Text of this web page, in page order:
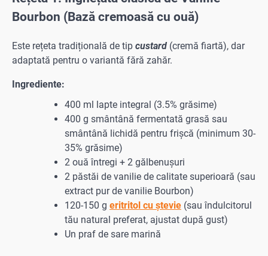
Bourbon (Bază cremoasă cu ouă)
Este rețeta tradițională de tip custard (cremă fiartă), dar
adaptată pentru o variantă fără zahăr.
Ingrediente:
400 ml lapte integral (3.5% grăsime)
400 g smântână fermentată grasă sau
smântână lichidă pentru frișcă (minimum 30-
35% grăsime)
2 ouă întregi + 2 gălbenușuri
2 păstăi de vanilie de calitate superioară (sau
extract pur de vanilie Bourbon)
120-150 g eritritol cu ștevie (sau îndulcitorul
tău natural preferat, ajustat după gust)
Un praf de sare marină